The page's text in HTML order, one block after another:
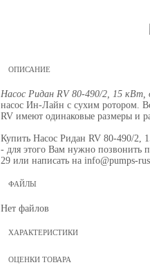
ОПИСАНИЕ
Насос Ридан RV 80-490/2, 15 кВт,
насос Ин-Лайн с сухим ротором.
RV имеют одинаковые размеры и
Купить Насос Ридан RV 80-490/2,
- для этого Вам нужно позвонить
29 или написать на info@pumps-
ФАЙЛЫ
Нет файлов
ХАРАКТЕРИСТИКИ
ОЦЕНКИ ТОВАРА